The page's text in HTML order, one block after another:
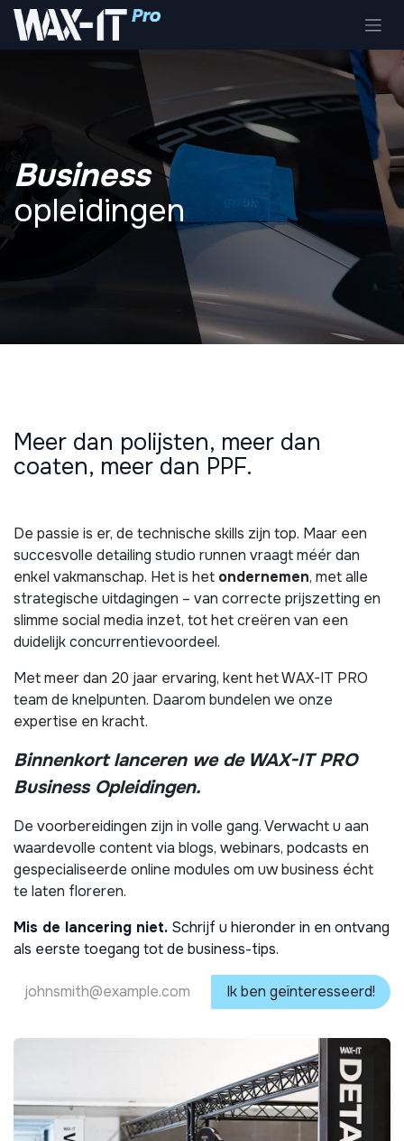
Overslaan naar inhoud
Business
opleidingen
Meer dan polijsten, meer dan
coaten, meer dan PPF.
De passie is er, de technische skills zijn top. Maar een
succesvolle detailing studio runnen vraagt méér dan
enkel vakmanschap. Het is het ondernemen, met alle
strategische uitdagingen – van correcte prijszetting en
slimme social media inzet, tot het creëren van een
duidelijk concurrentievoordeel.
Met meer dan 20 jaar ervaring, kent het WAX-IT PRO
team de knelpunten. Daarom bundelen we onze
expertise en kracht.
Binnenkort lanceren we de WAX-IT PRO
Business Opleidingen.
De voorbereidingen zijn in volle gang. Verwacht u aan
waardevolle content via blogs, webinars, podcasts en
gespecialiseerde online modules om uw business écht
te laten floreren.
Mis de lancering niet. Schrijf u hieronder in en ontvang
als eerste toegang tot de business-tips.
Ik ben geïnteresseerd!